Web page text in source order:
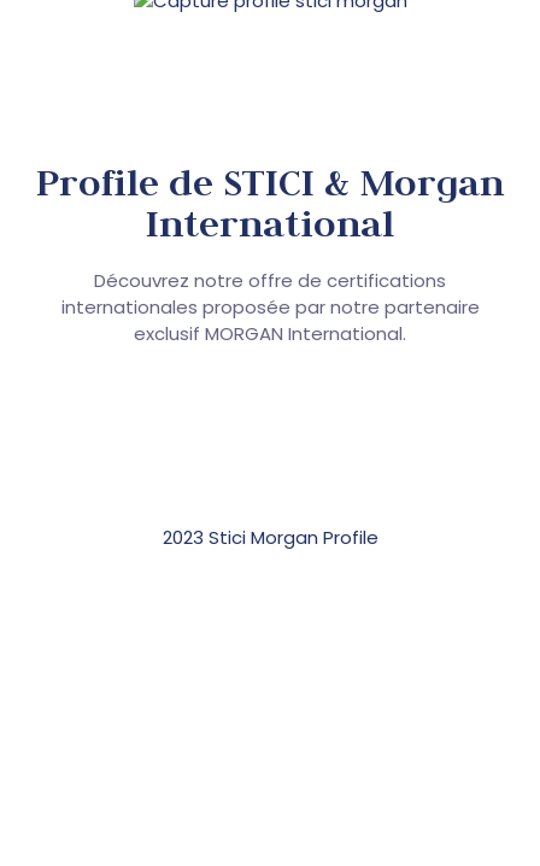
Profile de STICI & Morgan
International
Découvrez notre offre de certifications
internationales proposée par notre partenaire
exclusif MORGAN International.
2023 Stici Morgan Profile